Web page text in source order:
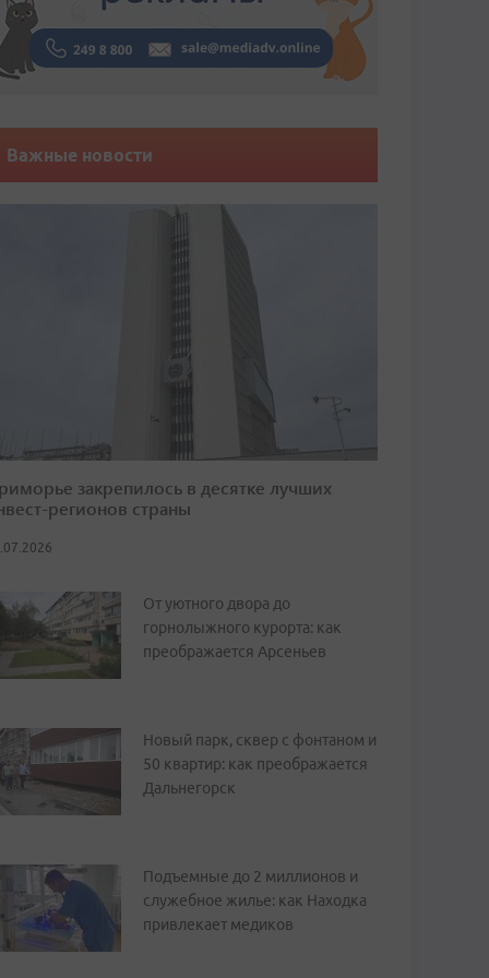
Важные новости
закрепилось в десятке лучших
регионов страны
От уютного двора до
горнолыжного курорта: как
преображается Арсеньев
Новый парк, сквер с фонтаном и
50 квартир: как преображается
Дальнегорск
Подъемные до 2 миллионов и
служебное жилье: как Находка
привлекает медиков